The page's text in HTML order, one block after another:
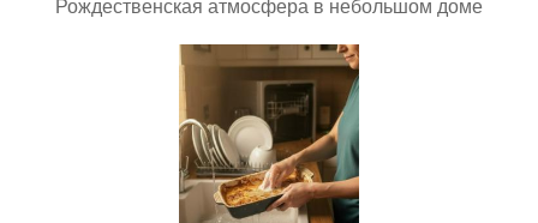
Рождественская атмосфера в небольшом доме